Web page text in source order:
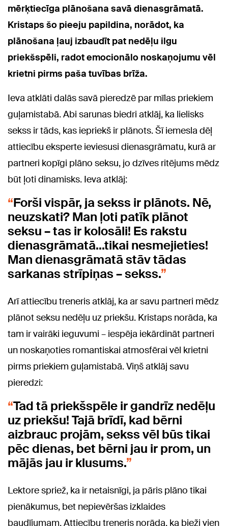
mērķtiecīga plānošana savā dienasgrāmatā.
Kristaps šo pieeju papildina, norādot, ka
plānošana ļauj izbaudīt pat nedēļu ilgu
priekšspēli, radot emocionālo noskaņojumu vēl
krietni pirms paša tuvības brīža.
Ieva atklāti dalās savā pieredzē par mīlas priekiem
guļamistabā. Abi sarunas biedri atklāj, ka lielisks
sekss ir tāds, kas iepriekš ir plānots. Šī iemesla dēļ
attiecību eksperte ieviesusi dienasgrāmatu, kurā ar
partneri kopīgi plāno seksu, jo dzīves ritējums mēdz
būt ļoti dinamisks. Ieva atklāj:
Forši vispār, ja sekss ir plānots. Nē,
neuzskati? Man ļoti patīk plānot
seksu – tas ir kolosāli! Es rakstu
dienasgrāmatā...tikai nesmejieties!
Man dienasgrāmatā stāv tādas
sarkanas strīpiņas – sekss.
Arī attiecību treneris atklāj, ka ar savu partneri mēdz
plānot seksu nedēļu uz priekšu. Kristaps norāda, ka
tam ir vairāki ieguvumi – iespēja iekārdināt partneri
un noskaņoties romantiskai atmosfērai vēl krietni
pirms priekiem guļamistabā. Viņš atklāj savu
pieredzi:
Tad tā priekšspēle ir gandrīz nedēļu
uz priekšu! Tajā brīdī, kad bērni
aizbrauc projām, sekss vēl būs tikai
pēc dienas, bet bērni jau ir prom, un
mājās jau ir klusums.
Lektore spriež, ka ir netaisnīgi, ja pāris plāno tikai
pienākumus, bet nepievēršas izklaides
baudījumam. Attiecību treneris norāda, ka bieži vien